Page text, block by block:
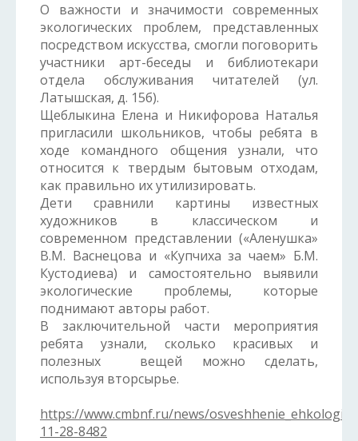
О важности и значимости современных
экологических проблем, представленных
посредством искусства, смогли поговорить
участники арт-беседы и библиотекари
отдела обслуживания читателей (ул.
Латышская, д. 15б).
Щеблыкина Елена и Никифорова Наталья
пригласили школьников, чтобы ребята в
ходе командного общения узнали, что
относится к твердым бытовым отходам,
как правильно их утилизировать.
Дети сравнили картины известных
художников в классическом и
современном представлении («Аленушка»
В.М. Васнецова и «Купчиха за чаем» Б.М.
Кустодиева) и самостоятельно выявили
экологические проблемы, которые
поднимают авторы работ.
В заключительной части мероприятия
ребята узнали, сколько красивых и
полезных вещей можно сделать,
используя вторсырье.
https://www.cmbnf.ru/news/
11-28-8482